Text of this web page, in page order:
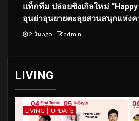
แท็กทีม ปล่อยซิงเกิลใหม่ “Happy
อุนย่าอุนยายตะลุยสวนสนุกแห่ง
2 วัน ago admin
LIVING
LIVING UPDATE